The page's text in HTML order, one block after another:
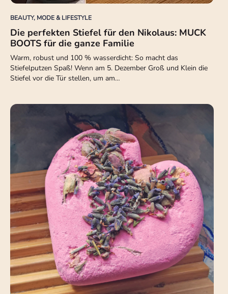
BEAUTY, MODE & LIFESTYLE
Die perfekten Stiefel für den Nikolaus: MUCK
BOOTS für die ganze Familie
Warm, robust und 100 % wasserdicht: So macht das
Stiefelputzen Spaß! Wenn am 5. Dezember Groß und Klein die
Stiefel vor die Tür stellen, um am…